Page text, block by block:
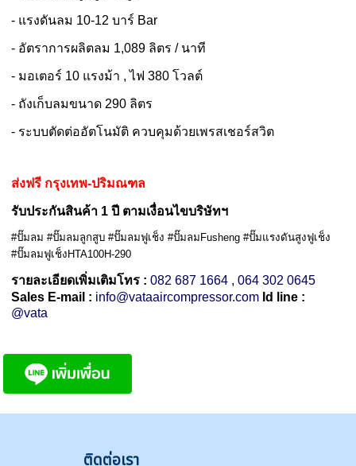
- แรงดันลม 10-12 บาร์ Bar
- อัตราการผลิตลม 1,089 ลิตร / นาที
- มอเตอร์ 10 แรงม้า , ไฟ 380 โวลต์
- ถังเก็บลมขนาด 290 ลิตร
- ระบบตัดต่ออัตโนมัติ ควบคุมด้วยเพรสเชอร์สวิต
ส่งฟรี กรุงเทพ-ปริมณฑล
รับประกันสินค้า 1 ปี ตามเงื่อนไขบริษัทฯ
#ปั๊มลม #ปั๊มลมลูกสูบ #ปั๊มลมฟูเช็ง #ปั๊มลมFusheng #ปั๊มแรงดันสูงฟูเช็ง
#ปั๊มลมฟูเช็งHTA100H-290
รายละเอียดเพิ่มเติมโทร :082 687 1664 ,064 302 0645
Sales E-mail : info@vataaircompressor.com Id line :
@vata
ติดต่อเรา